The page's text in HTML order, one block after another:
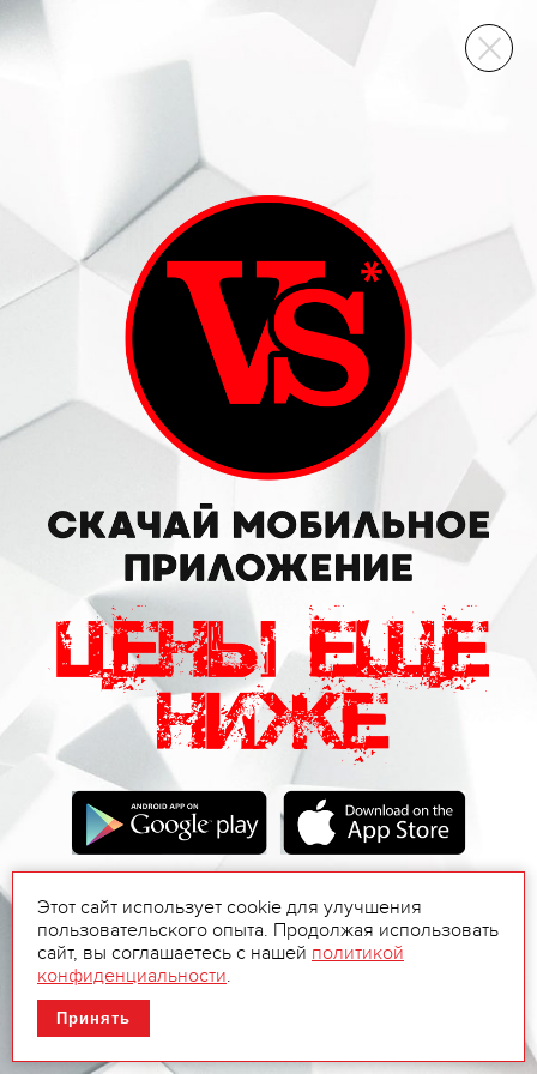
ВИННЫЙ СКЛАД
Этот сайт использует cookie для улучшения
пользовательского опыта. Продолжая использовать
сайт, вы соглашаетесь с нашей политикой
конфиденциальности.
Принять